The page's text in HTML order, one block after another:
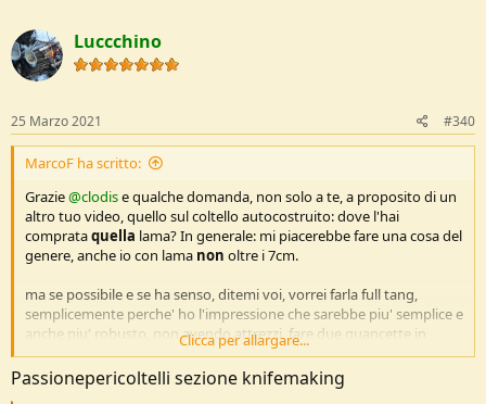
Luccchino
25 Marzo 2021 #340
MarcoF ha scritto:
Grazie@clodise qualche domanda, non solo a te, a proposito di un
altro tuo video, quello sul coltello autocostruito: dove l'hai
comprataquella lama? In generale: mi piacerebbe fare una cosa del
genere, anche io con lama non oltre i 7cm.
ma se possibile e se ha senso, ditemi voi, vorrei farla full tang,
semplicemente perche' ho l'impressione che sarebbe piu' semplice e
anche piu' robusto, non avendo attrezzi, fare due guancette in
legno e poi fissarle alla lama con colle adeguateErivetti/bulloni. Ha
senso? E se si', dove la trovo una lama del genere
anch'io voglio fare un esperimento "non impegnativo"?
Clicca per allargare...
Passionepericoltelli sezione knifemaking